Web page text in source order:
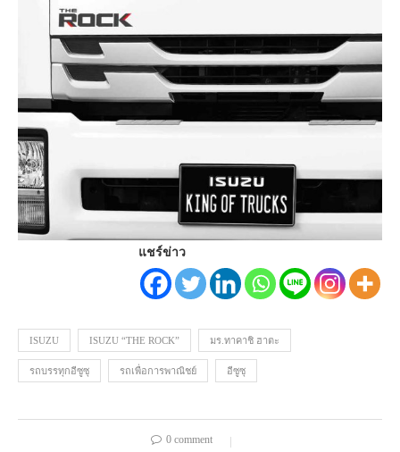
แชร์ข่าว
ISUZU ISUZU “THE ROCK” มร.ทาคาชิ ฮาตะ
รถบรรทุกอีซูซุ รถเพื่อการพาณิชย์ อีซูซุ
0 comment